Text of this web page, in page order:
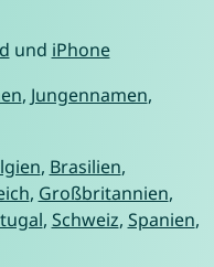
und iPhone
, Jungennamen,
, Brasilien,
, Großbritannien,
, Schweiz, Spanien,